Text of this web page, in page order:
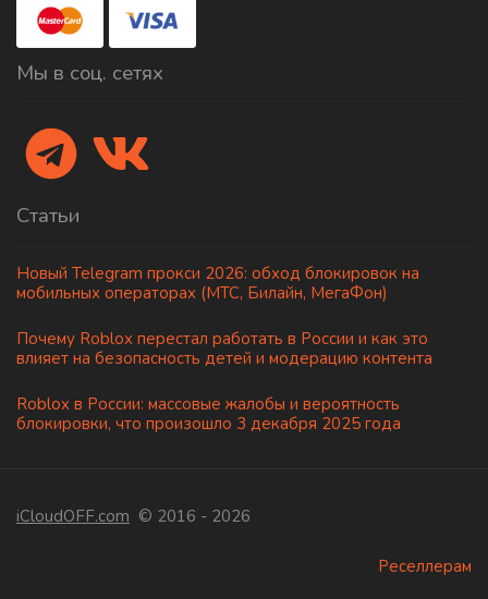
Мы в соц. сетях
Статьи
Новый Telegram прокси 2026: обход блокировок на
мобильных операторах (МТС, Билайн, МегаФон)
Почему Roblox перестал работать в России и как это
влияет на безопасность детей и модерацию контента
Roblox в России: массовые жалобы и вероятность
блокировки, что произошло 3 декабря 2025 года
iCloudOFF.com © 2016 - 2026
Реселлерам